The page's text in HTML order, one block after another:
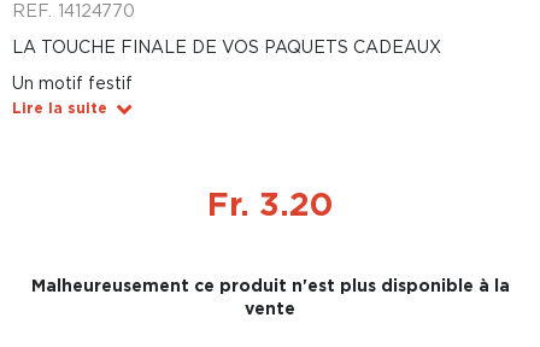
REF. 14124770
LA TOUCHE FINALE DE VOS PAQUETS CADEAUX
Un motif festif
Lire la suite
Fr. 3.20
Malheureusement ce produit n'est plus disponible à la
vente